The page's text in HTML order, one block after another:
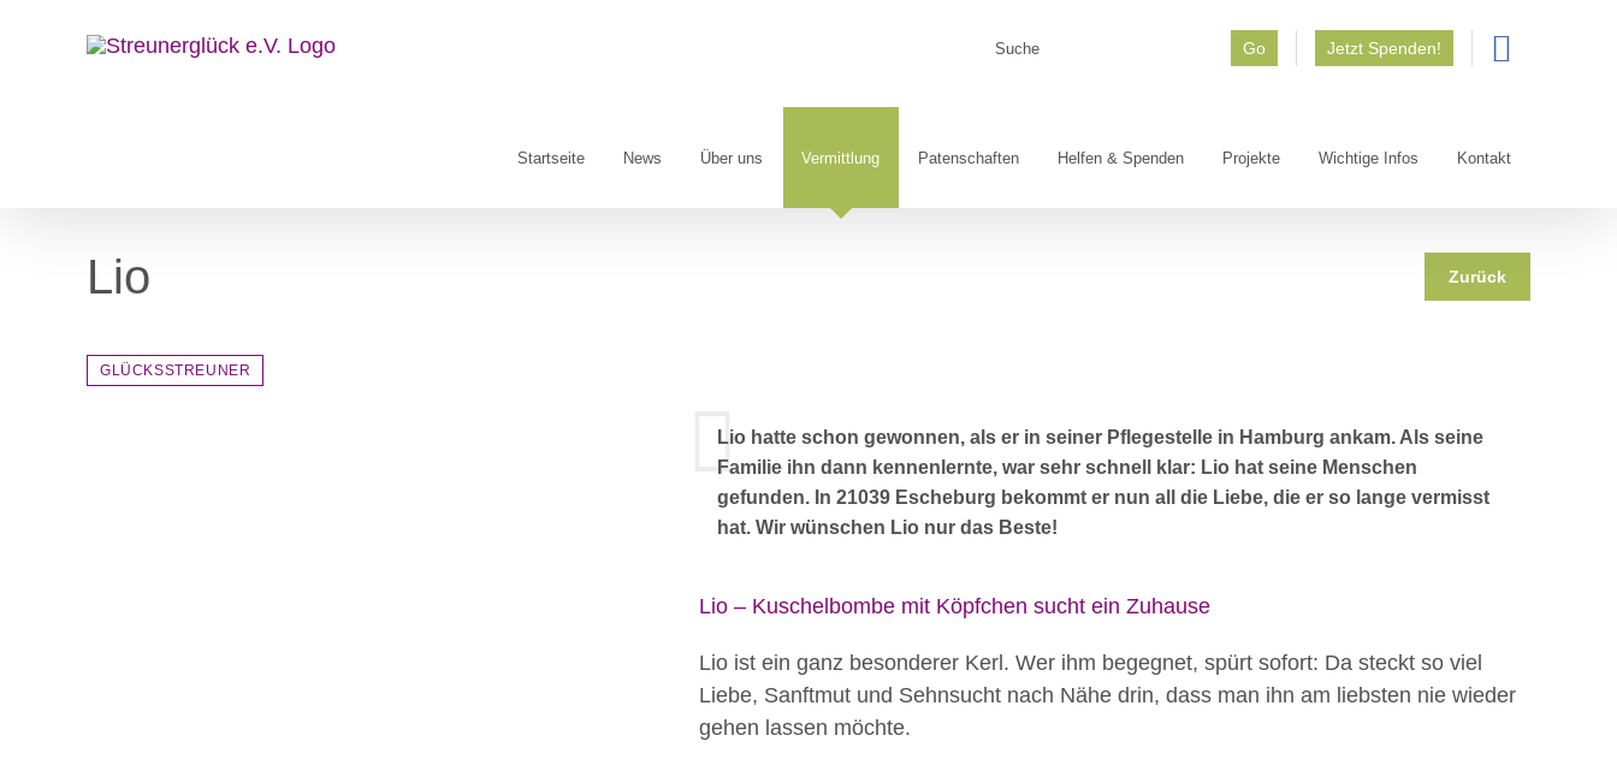
Go Jetzt Spenden!
Startseite News Über uns Vermittlung Patenschaften Helfen & Spenden Projekte Wichtige Infos Kontakt
Lio Zurück
GLÜCKSSTREUNER
Lio hatte schon gewonnen, als er in seiner Pflegestelle in Hamburg ankam. Als seine
Familie ihn dann kennenlernte, war sehr schnell klar: Lio hat seine Menschen
gefunden. In 21039 Escheburg bekommt er nun all die Liebe, die er so lange vermisst
hat. Wir wünschen Lio nur das Beste!
Lio – Kuschelbombe mit Köpfchen sucht ein Zuhause
Lio ist ein ganz besonderer Kerl. Wer ihm begegnet, spürt sofort: Da steckt so viel
Liebe, Sanftmut und Sehnsucht nach Nähe drin, dass man ihn am liebsten nie wieder
gehen lassen möchte.